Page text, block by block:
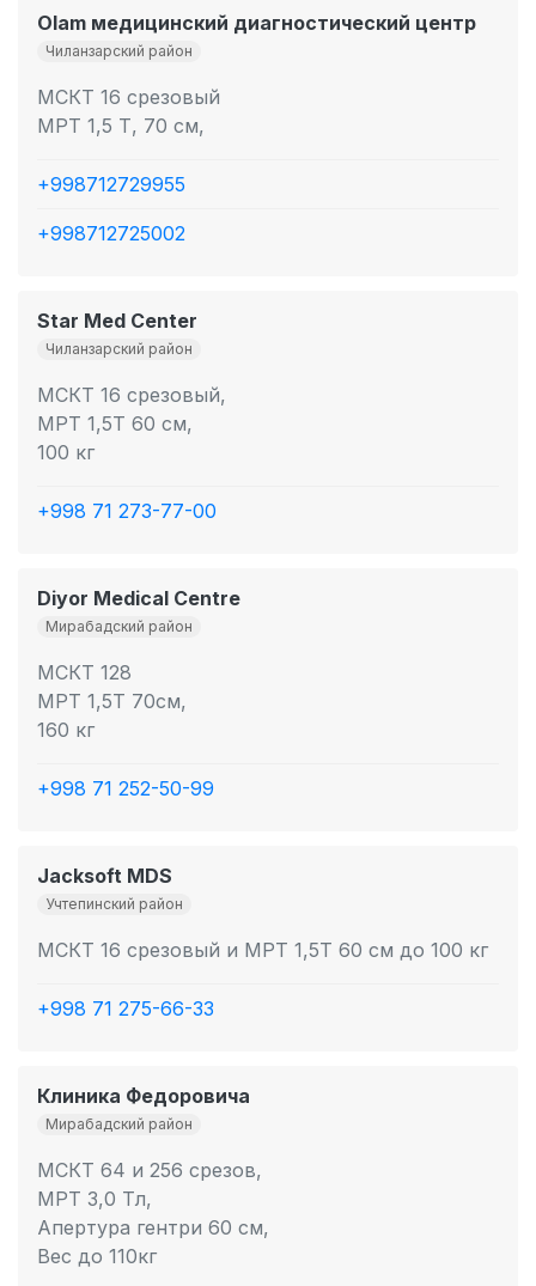
Olam медицинский диагностический центр
Чиланзарский район
МСКТ 16 срезовый
МРТ 1,5 Т, 70 см,
+998712729955
+998712725002
Star Med Center
Чиланзарский район
МСКТ 16 срезовый,
МРТ 1,5Т 60 см,
100 кг
+998 71 273-77-00
Diyor Medical Centre
Мирабадский район
МСКТ 128
МРТ 1,5Т 70см,
160 кг
+998 71 252-50-99
Jacksoft MDS
Учтепинский район
МСКТ 16 срезовый и МРТ 1,5Т 60 см до 100 кг
+998 71 275-66-33
Клиника Федоровича
Мирабадский район
МСКТ 64 и 256 срезов,
МРТ 3,0 Тл,
Апертура гентри 60 см,
Вес до 110кг